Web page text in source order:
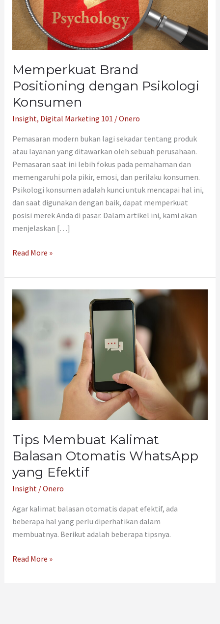
Memperkuat Brand
Positioning dengan Psikologi
Konsumen
Insight, Digital Marketing 101 /Onero
Pemasaran modern bukan lagi sekadar tentang produk
atau layanan yang ditawarkan oleh sebuah perusahaan.
Pemasaran saat ini lebih fokus pada pemahaman dan
memengaruhi pola pikir, emosi, dan perilaku konsumen.
Psikologi konsumen adalah kunci untuk mencapai hal ini,
dan saat digunakan dengan baik, dapat memperkuat
posisi merek Anda di pasar. Dalam artikel ini, kami akan
menjelaskan […]
Read More »
Tips Membuat Kalimat
Balasan Otomatis WhatsApp
yang Efektif
Insight/Onero
Agar kalimat balasan otomatis dapat efektif, ada
beberapa hal yang perlu diperhatikan dalam
membuatnya. Berikut adalah beberapa tipsnya.
Tips
Membuat
Kalimat
Balasan
Otomatis
WhatsApp
yang
Efektif
Read More »